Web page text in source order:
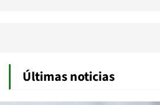
Últimas noticias